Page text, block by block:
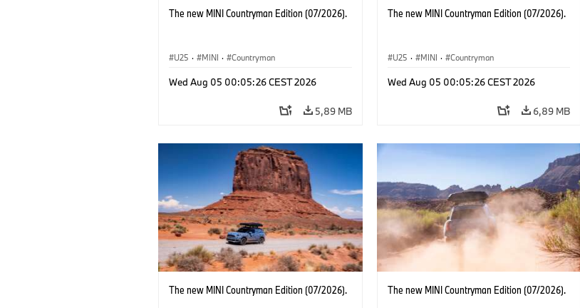
The new MINI Countryman Edition (07/2026).
U25 · MINI · Countryman
Wed Aug 05 00:05:26 CEST 2026
5,89 MB
The new MINI Countryman Edition (07/2026).
U25 · MINI · Countryman
Wed Aug 05 00:05:26 CEST 2026
6,89 MB
The new MINI Countryman Edition (07/2026). The new MINI Countryman Edition (07/2026).